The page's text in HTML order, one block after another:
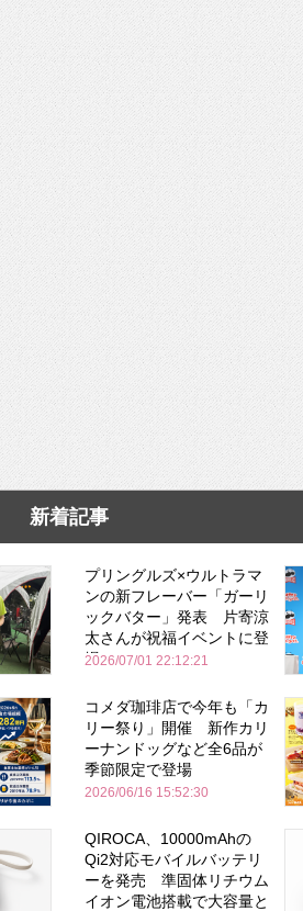
新着記事
プリングルズ×ウルトラマ
ンの新フレーバー「ガーリ
ックバター」発表 片寄涼
太さんが祝福イベントに登
場
2026/07/01 22:12:21
コメダ珈琲店で今年も「カ
リー祭り」開催 新作カリ
ーナンドッグなど全6品が
季節限定で登場
2026/06/16 15:52:30
QIROCA、10000mAhの
Qi2対応モバイルバッテリ
ーを発売 準固体リチウム
イオン電池搭載で大容量と